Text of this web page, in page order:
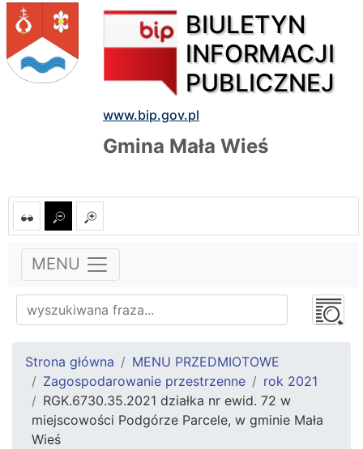
BIULETYN
INFORMACJI
PUBLICZNEJ
www.bip.gov.pl
Gmina Mała Wieś
MENU
Strona główna
MENU PRZEDMIOTOWE
Zagospodarowanie przestrzenne
rok 2021
RGK.6730.35.2021 działka nr ewid. 72 w
miejscowości Podgórze Parcele, w gminie Mała
Wieś